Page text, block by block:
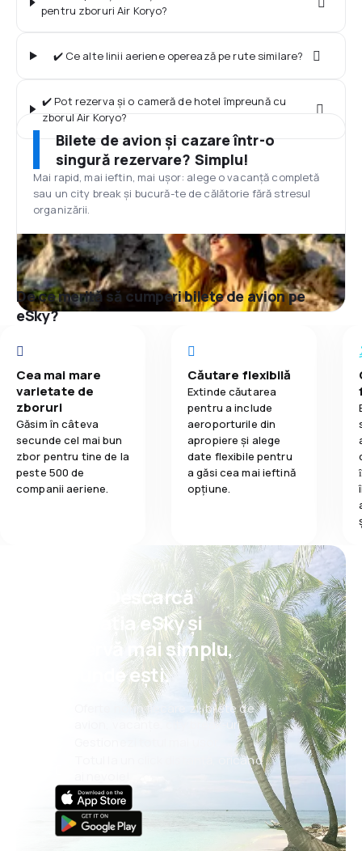
pentru zboruri Air Koryo?
✔️ Ce alte linii aeriene operează pe rute similare?
✔️ Pot rezerva și o cameră de hotel împreună cu
zborul Air Koryo?
Bilete de avion și cazare într-o
singură rezervare? Simplu!
Mai rapid, mai ieftin, mai ușor: alege o vacanță completă
sau un city break și bucură-te de călătorie fără stresul
organizării.
De ce merită să cumperi bilete de avion pe
eSky?
Cea mai mare
varietate de
zboruri
Găsim în câteva
secunde cel mai bun
zbor pentru tine de la
peste 500 de
companii aeriene.
Căutare flexibilă
Extinde căutarea
pentru a include
aeroporturile din
apropiere și alege
date flexibile pentru
a găsi cea mai ieftină
opțiune.
Psst! Descarcă
aplicația eSky și
rezervă mai simplu,
oriunde ești.
Oferte noi în fiecare zi: bilete de
avion, vacanțe, city break-uri
Totul la un click distanță, oricând